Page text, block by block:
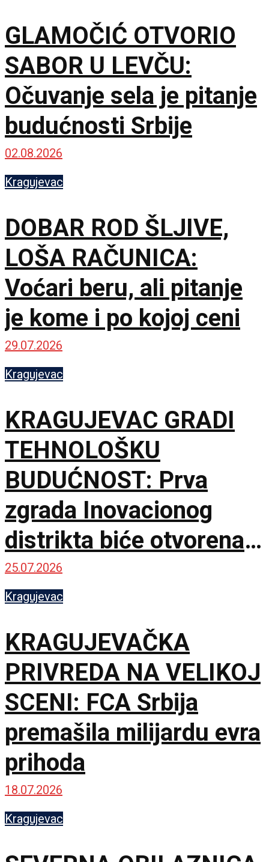
GLAMOČIĆ OTVORIO
SABOR U LEVČU:
Očuvanje sela je pitanje
budućnosti Srbije
02.08.2026
Kragujevac
DOBAR ROD ŠLJIVE,
LOŠA RAČUNICA:
Voćari beru, ali pitanje
je kome i po kojoj ceni
29.07.2026
Kragujevac
KRAGUJEVAC GRADI
TEHNOLOŠKU
BUDUĆNOST: Prva
zgrada Inovacionog
distrikta biće otvorena u
septembru
25.07.2026
Kragujevac
KRAGUJEVAČKA
PRIVREDA NA VELIKOJ
SCENI: FCA Srbija
premašila milijardu evra
prihoda
18.07.2026
Kragujevac